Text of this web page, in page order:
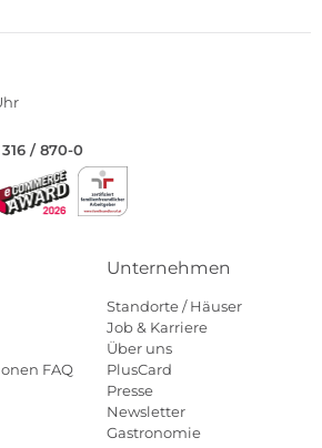
/ 870-0
FAQ
Unternehmen
Standorte / Häuser
Job & Karriere
Über uns
PlusCard
Presse
Newsletter
Gastronomie